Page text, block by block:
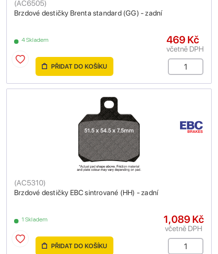
Brzdové destičky Brenta standard (GG) - zadní
(AC6505)
4 Skladem 469 Kč
včetně DPH
PŘIDAT DO KOŠÍKU
Brzdové destičky EBC sintrované (HH) - zadní
(AC5310)
1 Skladem 1,089 Kč
včetně DPH
PŘIDAT DO KOŠÍKU